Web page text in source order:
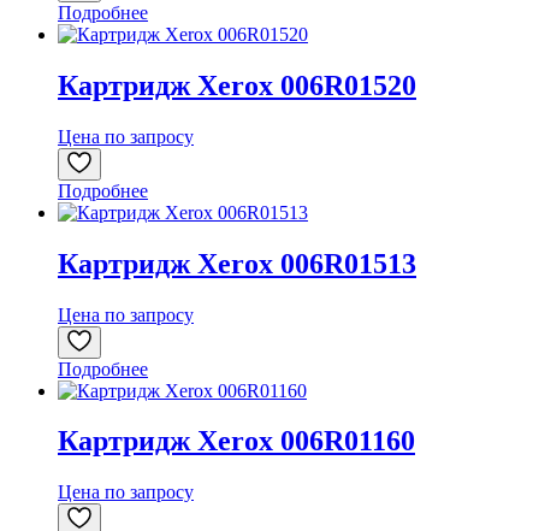
Подробнее
Картридж Xerox 006R01520
Цена по запросу
Подробнее
Картридж Xerox 006R01513
Цена по запросу
Подробнее
Картридж Xerox 006R01160
Цена по запросу